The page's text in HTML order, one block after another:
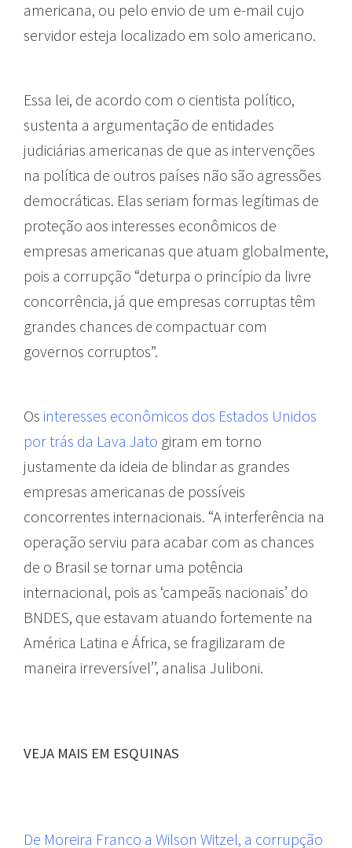
americana, ou pelo envio de um e-mail cujo
servidor esteja localizado em solo americano.
Essa lei, de acordo com o cientista político,
sustenta a argumentação de entidades
judiciárias americanas de que as intervenções
na política de outros países não são agressões
democráticas. Elas seriam formas legítimas de
proteção aos interesses econômicos de
empresas americanas que atuam globalmente,
pois a corrupção “deturpa o princípio da livre
concorrência, já que empresas corruptas têm
grandes chances de compactuar com
governos corruptos”.
Os interesses econômicos dos Estados Unidos
por trás da Lava Jato giram em torno
justamente da ideia de blindar as grandes
empresas americanas de possíveis
concorrentes internacionais. “A interferência na
operação serviu para acabar com as chances
de o Brasil se tornar uma potência
internacional, pois as ‘campeãs nacionais’ do
BNDES, que estavam atuando fortemente na
América Latina e África, se fragilizaram de
maneira irreversível’’, analisa Juliboni.
VEJA MAIS EM ESQUINAS
De Moreira Franco a Wilson Witzel, a corrupção